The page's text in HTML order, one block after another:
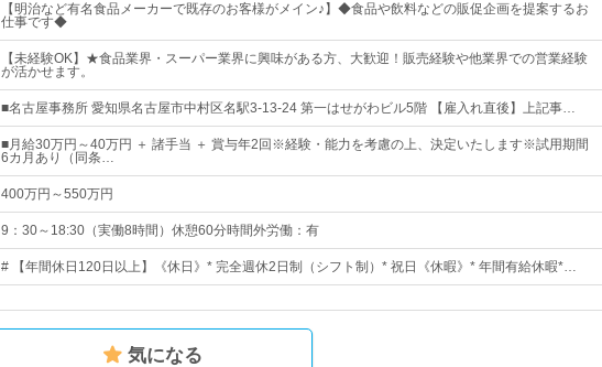
【明治など有名食品メーカーで既存のお客様がメイン♪】◆食品や飲料などの販促企画を提案するお
仕事です◆
【未経験OK】★食品業界・スーパー業界に興味がある方、大歓迎！販売経験や他業界での営業経験
が活かせます。
■名古屋事務所 愛知県名古屋市中村区名駅3-13-24 第一はせがわビル5階 【雇入れ直後】上記事…
■月給30万円～40万円 ＋ 諸手当 ＋ 賞与年2回※経験・能力を考慮の上、決定いたします※試用期間
6カ月あり（同条…
400万円～550万円
9：30～18:30（実働8時間）休憩60分時間外労働：有
# 【年間休日120日以上】《休日》* 完全週休2日制（シフト制）* 祝日《休暇》* 年間有給休暇*…
気になる